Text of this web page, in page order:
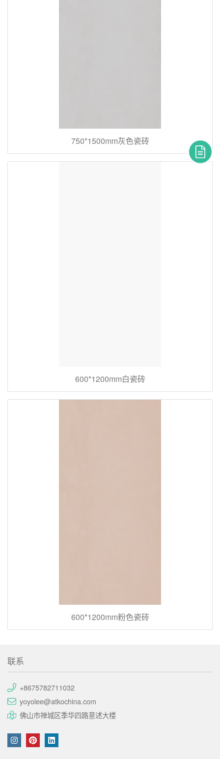
750*1500mm灰色瓷砖
600*1200mm白瓷砖
600*1200mm粉色瓷砖
联系
+8675782711032
yoyolee@atkochina.com
佛山市禅城区季华四路意述大楼